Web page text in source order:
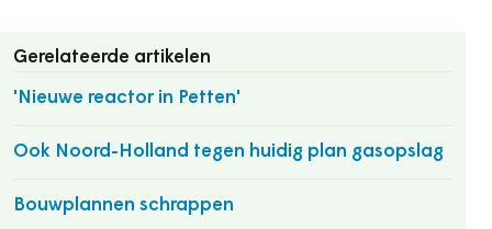
Gerelateerde artikelen
'Nieuwe reactor in Petten'
Ook Noord-Holland tegen huidig plan gasopslag
Bouwplannen schrappen